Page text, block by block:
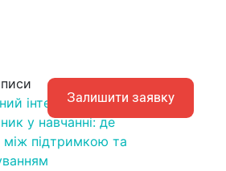
Залишити заявку
інтелект як
у навчанні: де
підтримкою та